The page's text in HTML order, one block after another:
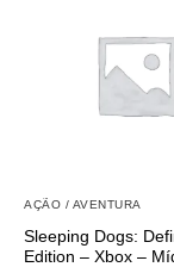
AÇÃO / AVENTURA
Sleeping Dogs:
Edition – Xbox –